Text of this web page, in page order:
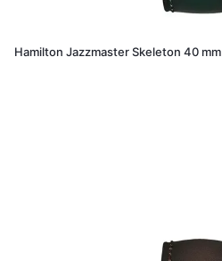
Hamilton Jazzmaster Skeleton 40 mm